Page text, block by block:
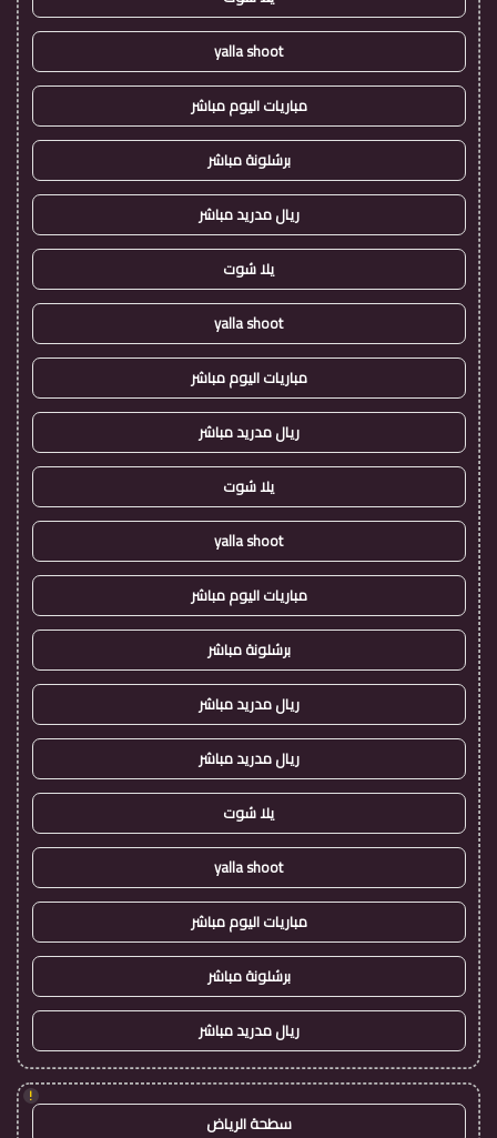
yalla shoot
مباريات اليوم مباشر
برشلونة مباشر
ريال مدريد مباشر
يلا شوت
yalla shoot
مباريات اليوم مباشر
ريال مدريد مباشر
يلا شوت
yalla shoot
مباريات اليوم مباشر
برشلونة مباشر
ريال مدريد مباشر
ريال مدريد مباشر
يلا شوت
yalla shoot
مباريات اليوم مباشر
برشلونة مباشر
ريال مدريد مباشر
!
سطحة الرياض